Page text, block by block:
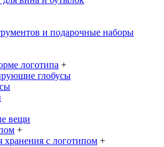
и подарочные наборы
логотипа +
глобусы
вещи
+
с логотипом +